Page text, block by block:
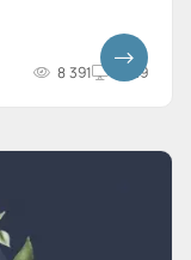
8 391 16x9